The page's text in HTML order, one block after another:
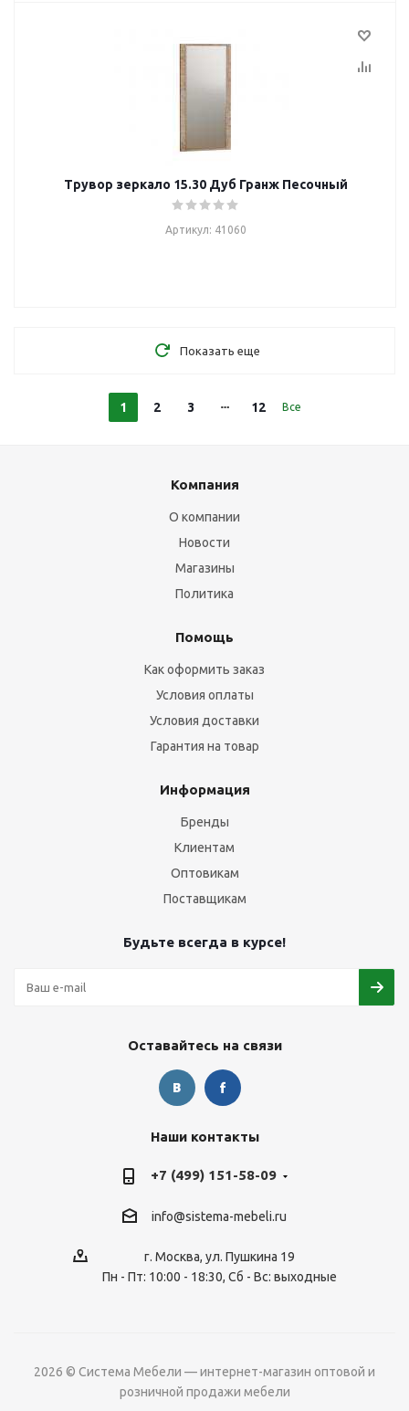
Трувор зеркало 15.30 Дуб Гранж Песочный
Артикул: 41060
Показать еще
1 2 3 12 Все
Компания
О компании
Новости
Магазины
Политика
Помощь
Как оформить заказ
Условия оплаты
Условия доставки
Гарантия на товар
Информация
Бренды
Клиентам
Оптовикам
Поставщикам
Будьте всегда в курсе!
Оставайтесь на связи
Наши контакты
+7 (499) 151-58-09
info@sistema-mebeli.ru
г. Москва, ул. Пушкина 19
Пн - Пт: 10:00 - 18:30, Сб - Вс: выходные
2026 © Система Мебели — интернет-магазин оптовой и
розничной продажи мебели